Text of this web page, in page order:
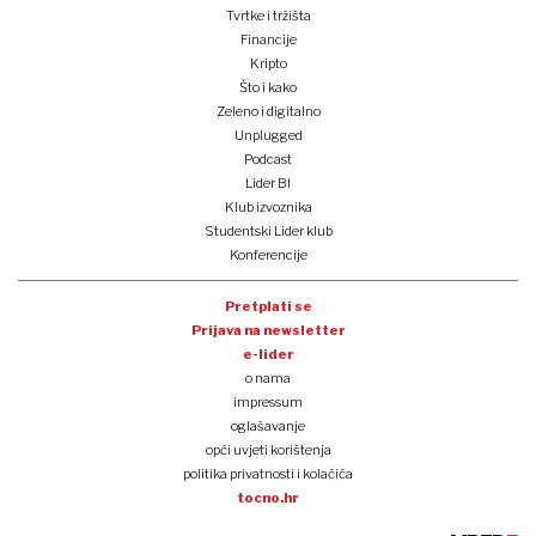
Tvrtke i tržišta
Financije
Kripto
Što i kako
Zeleno i digitalno
Unplugged
Podcast
Lider BI
Klub izvoznika
Studentski Lider klub
Konferencije
Pretplati se
Prijava na newsletter
e-lider
o nama
impressum
oglašavanje
opći uvjeti korištenja
politika privatnosti i kolačića
tocno.hr